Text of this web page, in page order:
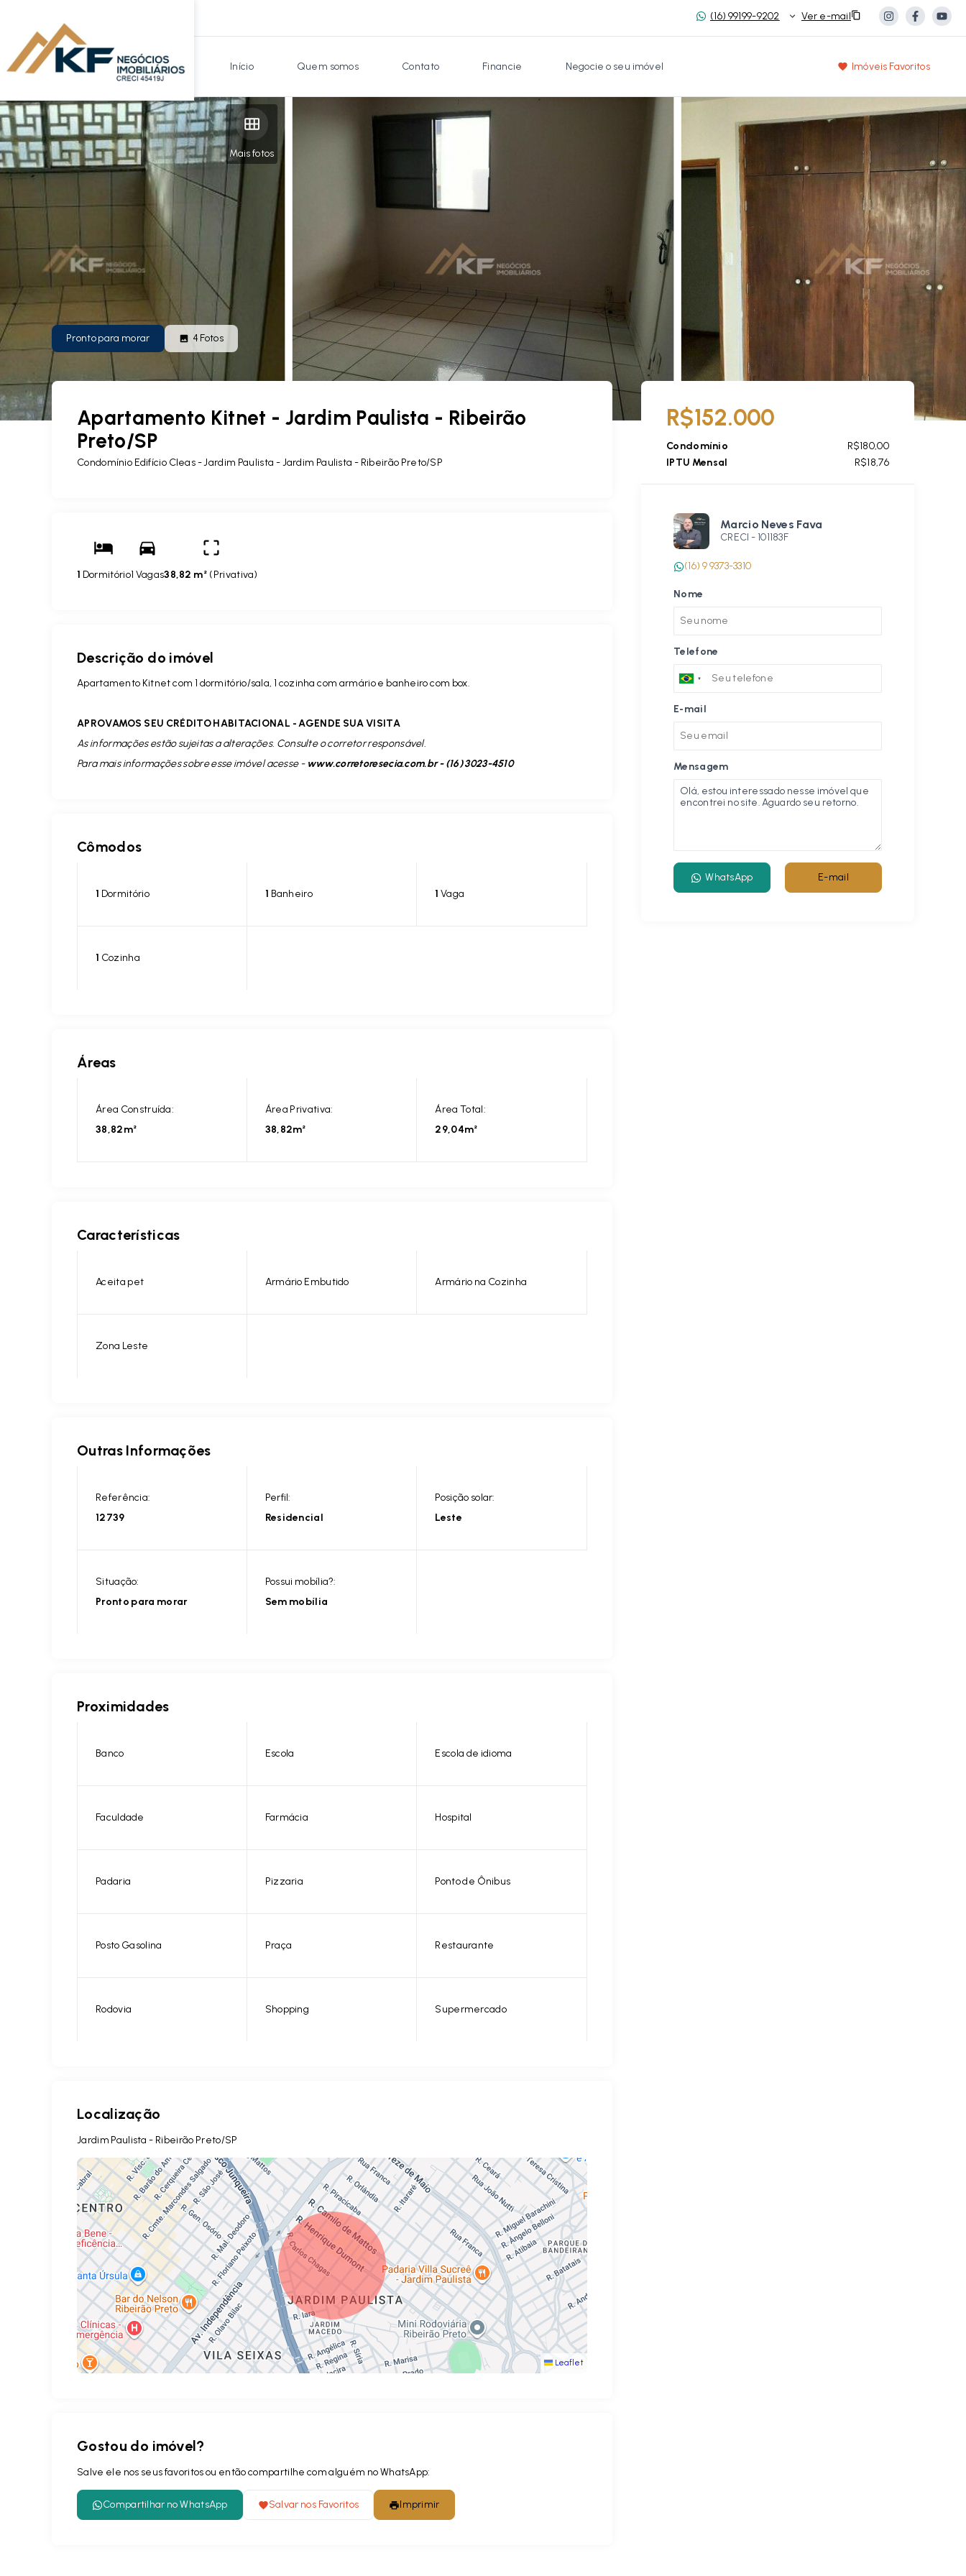
(16) 99199-9202 Ver e-mail
Início Quem somos Contato Financie Negocie o seu imóvel Imóveis Favoritos
Mais fotos
Pronto para morar 4 Fotos
Apartamento Kitnet - Jardim Paulista - Ribeirão
Preto/SP
Condomínio Edifício Cleas - Jardim Paulista -Jardim Paulista - Ribeirão Preto/SP
1 Dormitório1 Vagas38,82 m² (Privativa)
Descrição do imóvel
Apartamento Kitnet com 1 dormitório/sala, 1 cozinha com armário e banheiro com box.
APROVAMOS SEU CRÉDITO HABITACIONAL - AGENDE SUA VISITA
As informações estão sujeitas a alterações. Consulte o corretor responsável.
Para mais informações sobre esse imóvel acesse - www.corretoresecia.com.br - (16) 3023-4510
Cômodos
1 Dormitório 1 Banheiro 1 Vaga
1 Cozinha
Áreas
Área Construída:
38,82m²
Área Privativa:
38,82m²
Área Total:
29,04m²
Características
Aceita pet Armário Embutido Armário na Cozinha
Zona Leste
Outras Informações
Referência:
12739
Perfil:
Residencial
Posição solar:
Leste
Situação:
Pronto para morar
Possui mobília?:
Sem mobília
Proximidades
Banco Escola Escola de idioma
Faculdade Farmácia Hospital
Padaria Pizzaria Ponto de Ônibus
Posto Gasolina Praça Restaurante
Rodovia Shopping Supermercado
Localização
Jardim Paulista - Ribeirão Preto/SP
Leaflet
Gostou do imóvel?
Salve ele nos seus favoritos ou então compartilhe com alguém no WhatsApp:
Compartilhar no WhatsApp Salvar nos Favoritos Imprimir
R$152.000
Condomínio
R$180,00
IPTU Mensal
R$18,76
Marcio Neves Fava
CRECI - 101183F
(16) 9 9373-3310
Nome
Telefone
E-mail
Mensagem
WhatsApp E-mail